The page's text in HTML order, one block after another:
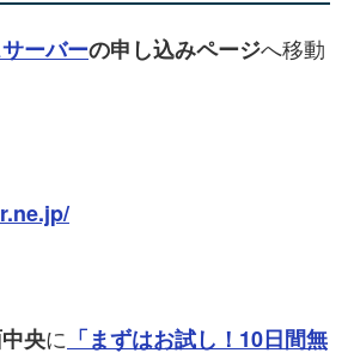
ーバーの申し込みページへ移動
央に 「まずはお試し！10日間無